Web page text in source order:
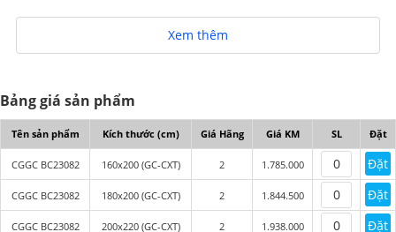
Xem thêm
Bảng giá sản phẩm
Tên sản phẩm Kích thước (cm) Giá Hãng Giá KM SL Đặt
CGGC BC23082 160x200 (GC-CXT) 2 1.785.000 Đặt
CGGC BC23082 180x200 (GC-CXT) 2 1.844.500 Đặt
CGGC BC23082 200x220 (GC-CXT) 2 1.938.000 Đặt